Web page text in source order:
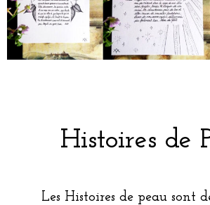
Histoires de
Les Histoires de peau sont